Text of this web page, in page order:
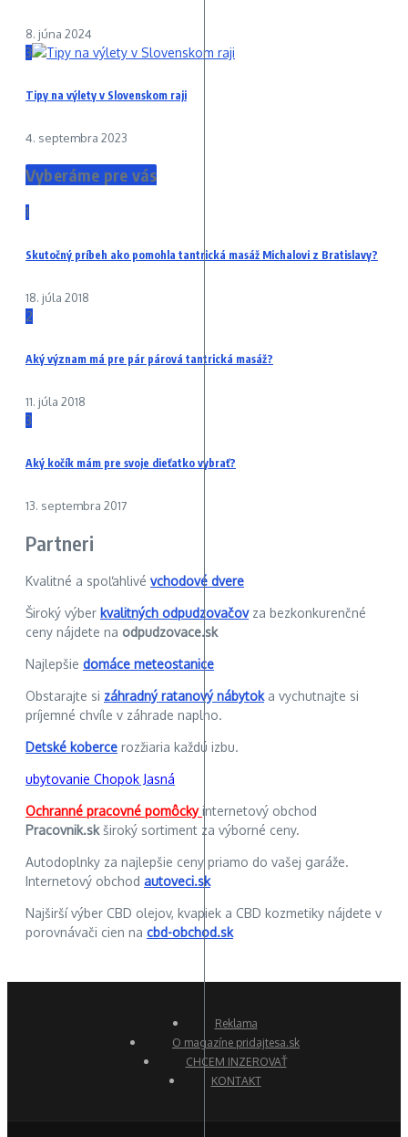
8. júna 2024
3
Tipy na výlety v Slovenskom raji
4. septembra 2023
Vyberáme pre vás
1
Skutočný príbeh ako pomohla tantrická masáž Michalovi z Bratislavy?
18. júla 2018
2
Aký význam má pre pár párová tantrická masáž?
11. júla 2018
3
Aký kočík mám pre svoje dieťatko vybrať?
13. septembra 2017
Partneri
Kvalitné a spoľahlivé vchodové dvere
Široký výber kvalitných odpudzovačovza bezkonkurenčné
ceny nájdete na odpudzovace.sk
Najlepšie domáce meteostanice
Obstarajte si záhradný ratanový nábytoka vychutnajte si
príjemné chvíle v záhrade naplno.
Detské koberce rozžiaria každú izbu.
ubytovanie Chopok Jasná
Ochranné pracovné pomôckyinternetový obchod
Pracovnik.skširoký sortiment za výborné ceny.
Autodoplnky za najlepšie ceny priamo do vašej garáže.
Internetový obchod autoveci.sk
Najširší výber CBD olejov, kvapiek a CBD kozmetiky nájdete v
porovnávači cien na cbd-obchod.sk
Reklama
O magazíne pridajtesa.sk
CHCEM INZEROVAŤ
KONTAKT